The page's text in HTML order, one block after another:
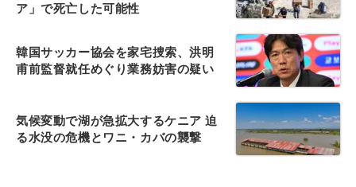
ア」で死亡した可能性
韓国サッカー協会を家宅捜索、洪明
甫前監督就任めぐり業務妨害の疑い
気候変動で湖が急拡大するケニア 迫
る水没の危機とワニ・カバの襲撃